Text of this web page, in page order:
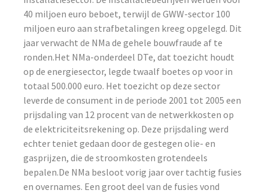
40 miljoen euro beboet, terwijl de GWW-sector 100
miljoen euro aan strafbetalingen kreeg opgelegd. Dit
jaar verwacht de NMa de gehele bouwfraude af te
ronden.Het NMa-onderdeel DTe, dat toezicht houdt
op de energiesector, legde twaalf boetes op voor in
totaal 500.000 euro. Het toezicht op deze sector
leverde de consument in de periode 2001 tot 2005 een
prijsdaling van 12 procent van de netwerkkosten op
de elektriciteitsrekening op. Deze prijsdaling werd
echter teniet gedaan door de gestegen olie- en
gasprijzen, die de stroomkosten grotendeels
bepalen.De NMa besloot vorig jaar over tachtig fusies
en overnames. Een groot deel van de fusies vond